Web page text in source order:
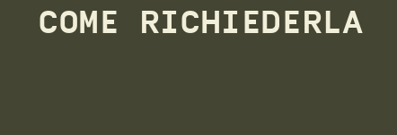
COME RICHIEDERLA